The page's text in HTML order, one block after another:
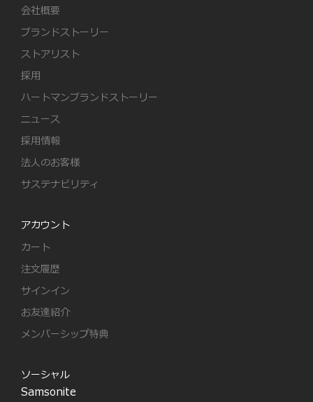
会社概要
ブランドストーリー
ストアリスト
採用
ハートマンブランドストーリー
ニュース
採用情報
法人のお客様
サステナビリティ
アカウント
カート
注文履歴
サインイン
お友達紹介
メンバーシップ特典
ソーシャル
Samsonite